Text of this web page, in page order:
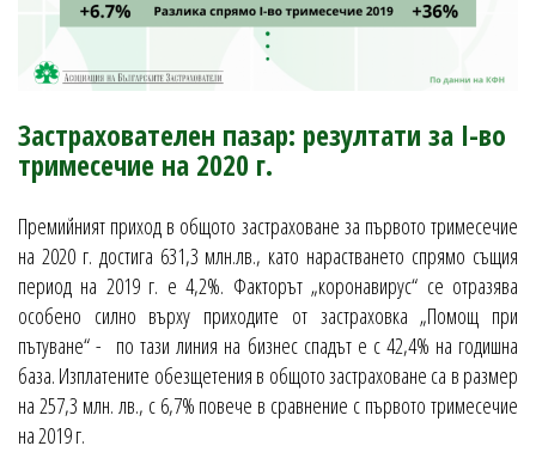
Застрахователен пазар: резултати за І-во
тримесечие на 2020 г.
Премийният приход в общото застраховане за първото тримесечие
на 2020 г. достига 631,3 млн.лв., като нарастването спрямо същия
период на 2019 г. е 4,2%. Факторът „коронавирус“ се отразява
особено силно върху приходите от застраховка „Помощ при
пътуване“ - по тази линия на бизнес спадът е с 42,4% на годишна
база. Изплатените обезщетения в общото застраховане са в размер
на 257,3 млн. лв., с 6,7% повече в сравнение с първото тримесечие
на 2019 г.